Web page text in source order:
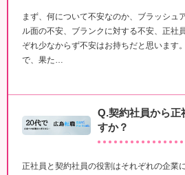
まず、何について不安なのか、ブラッシュ
ル面の不安、ブランクに対する不安、正社
ぞれ少なからず不安はお持ちだと思います
で、果た…
Q.契約社員から正
すか？
正社員と契約社員の役割はそれぞれの企業